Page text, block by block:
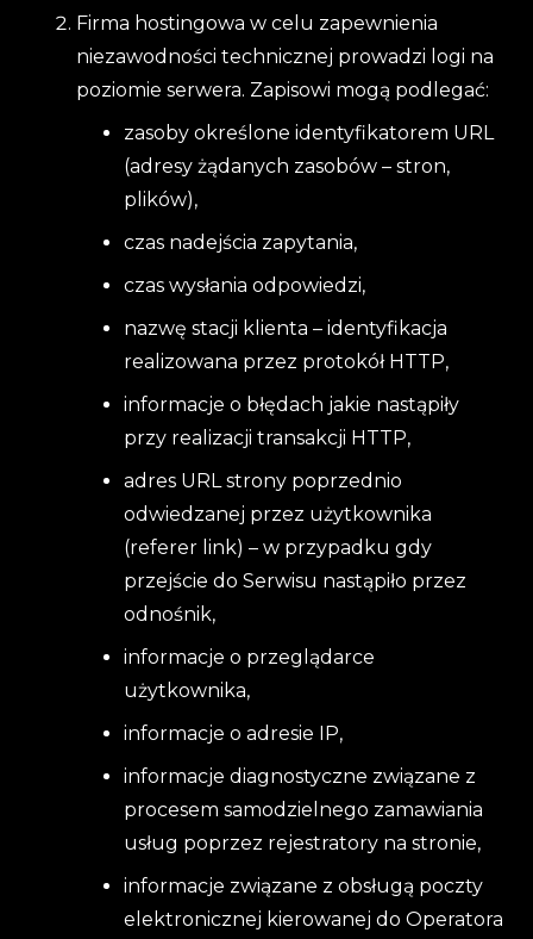
Firma hostingowa w celu zapewnienia
niezawodności technicznej prowadzi logi na
poziomie serwera. Zapisowi mogą podlegać:
zasoby określone identyfikatorem URL
(adresy żądanych zasobów – stron,
plików),
czas nadejścia zapytania,
czas wysłania odpowiedzi,
nazwę stacji klienta – identyfikacja
realizowana przez protokół HTTP,
informacje o błędach jakie nastąpiły
przy realizacji transakcji HTTP,
adres URL strony poprzednio
odwiedzanej przez użytkownika
(referer link) – w przypadku gdy
przejście do Serwisu nastąpiło przez
odnośnik,
informacje o przeglądarce
użytkownika,
informacje o adresie IP,
informacje diagnostyczne związane z
procesem samodzielnego zamawiania
usług poprzez rejestratory na stronie,
informacje związane z obsługą poczty
elektronicznej kierowanej do Operatora